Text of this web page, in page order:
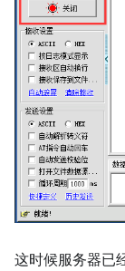
这时候服务器已